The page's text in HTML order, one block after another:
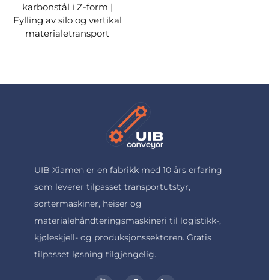
karbonstål i Z-form |
Fylling av silo og vertikal
materialetransport
UIB Xiamen er en fabrikk med 10 års erfaring
som leverer tilpasset transportutstyr,
sortermaskiner, heiser og
materialehåndteringsmaskineri til logistikk-,
kjøleskjell- og produksjonssektoren. Gratis
tilpasset løsning tilgjengelig.